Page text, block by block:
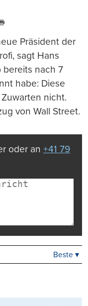
druckenPräsident der
sagt Hans
bereits nach 7
habe: Diese
nicht.
von Wall Street.
oder an +41 79
Kontrovers
Beste ▾